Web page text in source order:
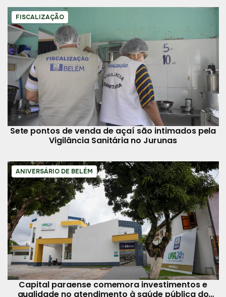
FISCALIZAÇÃO
Sete pontos de venda de açaí são intimados pela
Vigilância Sanitária no Jurunas
ANIVERSÁRIO DE BELÉM
Capital paraense comemora investimentos e
qualidade no atendimento à saúde pública do